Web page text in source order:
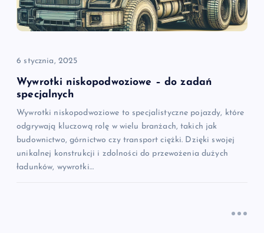
6 stycznia, 2025
Wywrotki niskopodwoziowe – do zadań
specjalnych
Wywrotki niskopodwoziowe to specjalistyczne pojazdy, które
odgrywają kluczową rolę w wielu branżach, takich jak
budownictwo, górnictwo czy transport ciężki. Dzięki swojej
unikalnej konstrukcji i zdolności do przewożenia dużych
ładunków, wywrotki…